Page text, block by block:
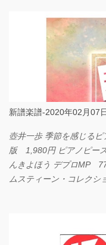
新譜楽譜-2020年02月07
壺井一歩 季節を感じる
版 1,980円 ピアノピー
んきよほう デプロMP
ムスティーン・コレク